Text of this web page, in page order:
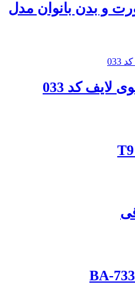
و بدن بانوان مدل
کد 033